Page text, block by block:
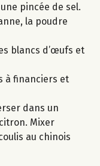
pincée de sel.
la poudre
blancs d’œufs et
à financiers et
dans un
Mixer
au chinois